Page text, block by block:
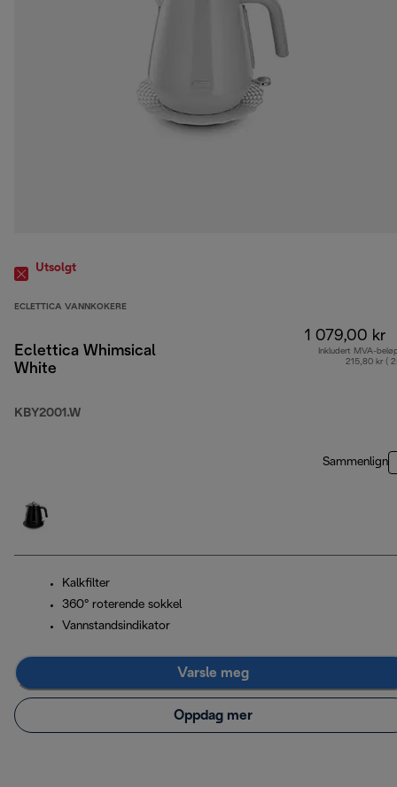
Utsolgt
ECLETTICA VANNKOKERE
Eclettica Whimsical
White
KBY2001.W
1 079,00 kr
Inkludert MVA-
215,80 kr (
Sammenlign
Kalkfilter
360° roterende sokkel
Vannstandsindikator
Varsle meg
Oppdag mer